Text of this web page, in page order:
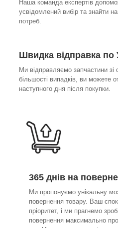
Наша команда експертів
усвідомлений вибір та знайти
потреб.
Швидка відправка по
Ми відправляємо запчастини зі
більшості випадків, ви можете
наступного дня після покупки.
365 днів на
Ми пропонуємо унікальну
повернення товару. Ваш
пріоритет, і ми прагнемо
повернення максимально